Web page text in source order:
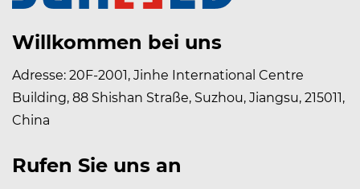
Willkommen bei uns
Adresse: 20F-2001, Jinhe International Centre
Building, 88 Shishan Straße, Suzhou, Jiangsu, 215011,
China
Rufen Sie uns an